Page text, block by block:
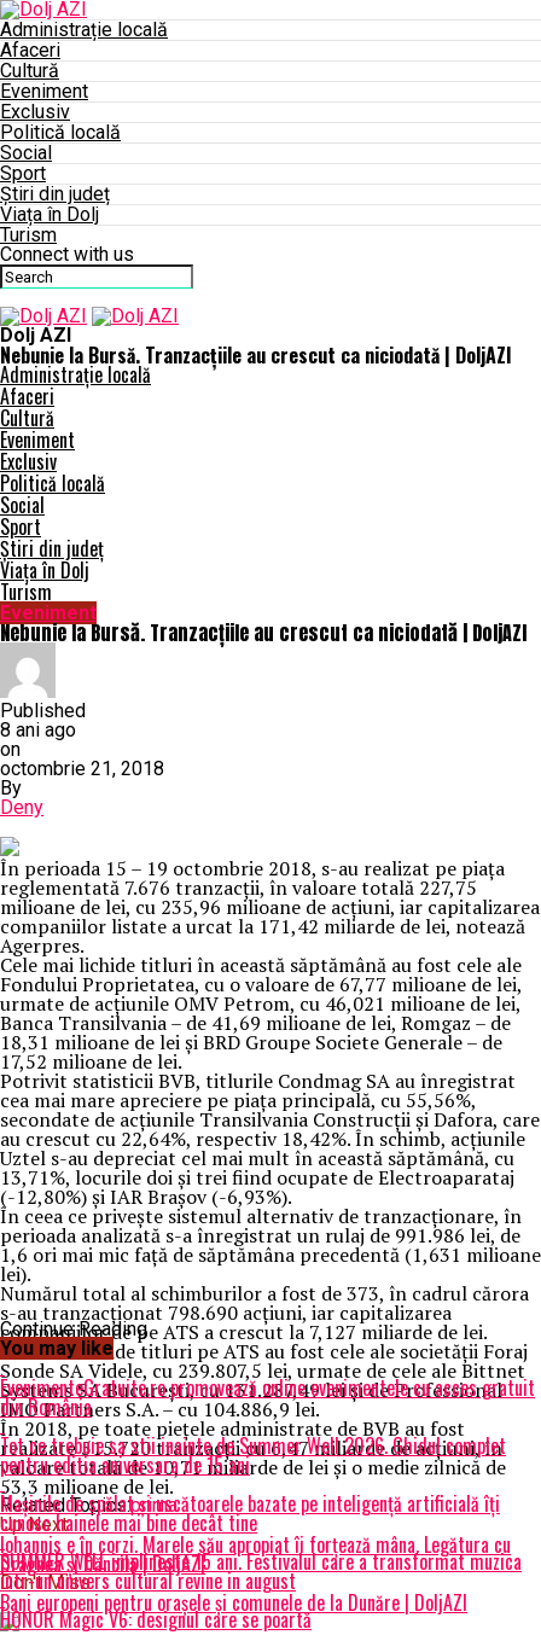
Administrație locală
Afaceri
Cultură
Eveniment
Exclusiv
Politică locală
Social
Sport
Știri din județ
Viața în Dolj
Turism
Connect with us
Dolj AZI
Nebunie la Bursă. Tranzacțiile au crescut ca niciodată | DoljAZI
Administrație locală
Afaceri
Cultură
Eveniment
Exclusiv
Politică locală
Social
Sport
Știri din județ
Viața în Dolj
Turism
Eveniment
Nebunie la Bursă. Tranzacțiile au crescut ca niciodată | DoljAZI
Published
8 ani ago
on
octombrie 21, 2018
By
Deny
În perioada 15 – 19 octombrie 2018, s-au realizat pe piaţa
reglementată 7.676 tranzacţii, în valoare totală 227,75
milioane de lei, cu 235,96 milioane de acţiuni, iar capitalizarea
companiilor listate a urcat la 171,42 miliarde de lei, notează
Agerpres.
Cele mai lichide titluri în această săptămână au fost cele ale
Fondului Proprietatea, cu o valoare de 67,77 milioane de lei,
urmate de acţiunile OMV Petrom, cu 46,021 milioane de lei,
Banca Transilvania – de 41,69 milioane de lei, Romgaz – de
18,31 milioane de lei şi BRD Groupe Societe Generale – de
17,52 milioane de lei.
Potrivit statisticii BVB, titlurile Condmag SA au înregistrat
cea mai mare apreciere pe piaţa principală, cu 55,56%,
secondate de acţiunile Transilvania Construcţii şi Dafora, care
au crescut cu 22,64%, respectiv 18,42%. În schimb, acţiunile
Uztel s-au depreciat cel mai mult în această săptămână, cu
13,71%, locurile doi şi trei fiind ocupate de Electroaparataj
(-12,80%) şi IAR Braşov (-6,93%).
În ceea ce priveşte sistemul alternativ de tranzacţionare, în
perioada analizată s-a înregistrat un rulaj de 991.986 lei, de
1,6 ori mai mic faţă de săptămâna precedentă (1,631 milioane
lei).
Numărul total al schimburilor a fost de 373, în cadrul cărora
s-au tranzacţionat 798.690 acţiuni, iar capitalizarea
companiilor de pe ATS a crescut la 7,127 miliarde de lei.
Cele mai lichide titluri pe ATS au fost cele ale societăţii Foraj
Sonde SA Videle, cu 239.807,5 lei, urmate de cele ale Bittnet
Systems SA Bucureşti, cu 131.287,49 lei şi de Professional
IMO Partners S.A. – cu 104.886,9 lei.
În 2018, pe toate pieţele administrate de BVB au fost
realizate 515.720 tranzacţii cu 6,47 miliarde de acţiuni, în
valoare totală de 10,71 miliarde de lei şi o medie zilnică de
53,3 milioane de lei.
Related Topics:prima
Up Next
Iohannis e în corzi. Marele său apropiat îi forțează mâna. Legătura cu
Dragnea și Dăncilă | DoljAZI
Don't Miss
Bani europeni pentru orașele și comunele de la Dunăre | DoljAZI
Continue Reading
You may like
EvenimenteGratuite.ro promovează online evenimentele cu acces gratuit
din România
Tot ce trebuie sa stii inainte de Summer Well 2026. Ghidul complet
pentru editia aniversara de 15 ani
Mașinile de spălat și uscătoarele bazate pe inteligență artificială îți
cunosc hainele mai bine decât tine
SUMMER WELL implineste 15 ani. Festivalul care a transformat muzica
intr-un univers cultural revine in august
HONOR Magic V6: designul care se poartă